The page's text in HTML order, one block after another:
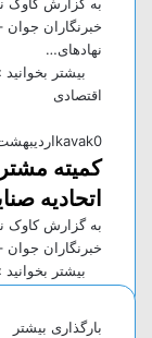
خبرنگاران
نهاد‌های…
بیشتر بخوانید
اقتصادی
kavakاردیبهشت 10, 0
کمیته
اتحادیه
خبرنگاران جوان
بیشتر بخوانید
بارگذاری بیشتر